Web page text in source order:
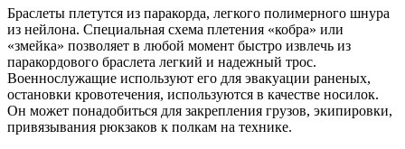
Браслеты плетутся из паракорда, легкого полимерного шнура
из нейлона. Специальная схема плетения «кобра» или
«змейка» позволяет в любой момент быстро извлечь из
паракордового браслета легкий и надежный трос.
Военнослужащие используют его для эвакуации раненых,
остановки кровотечения, используются в качестве носилок.
Он может понадобиться для закрепления грузов, экипировки,
привязывания рюкзаков к полкам на технике.